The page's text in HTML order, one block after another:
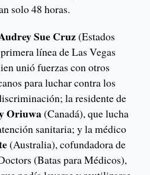
solo 48 horas.
Sue Cruz(Estados
línea de Las Vegas
unió fuerzas con otros
para luchar contra los
la residente de
Oriuwa(Canadá), que lucha
sanitaria; y la médico
(Australia), cofundadora de
(Batas para Médicos),